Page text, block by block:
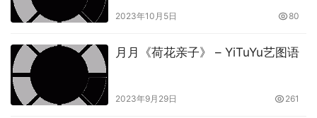
2023年10月5日 80
月月《荷花亲子》 – YiTuYu艺图语
2023年9月29日 261